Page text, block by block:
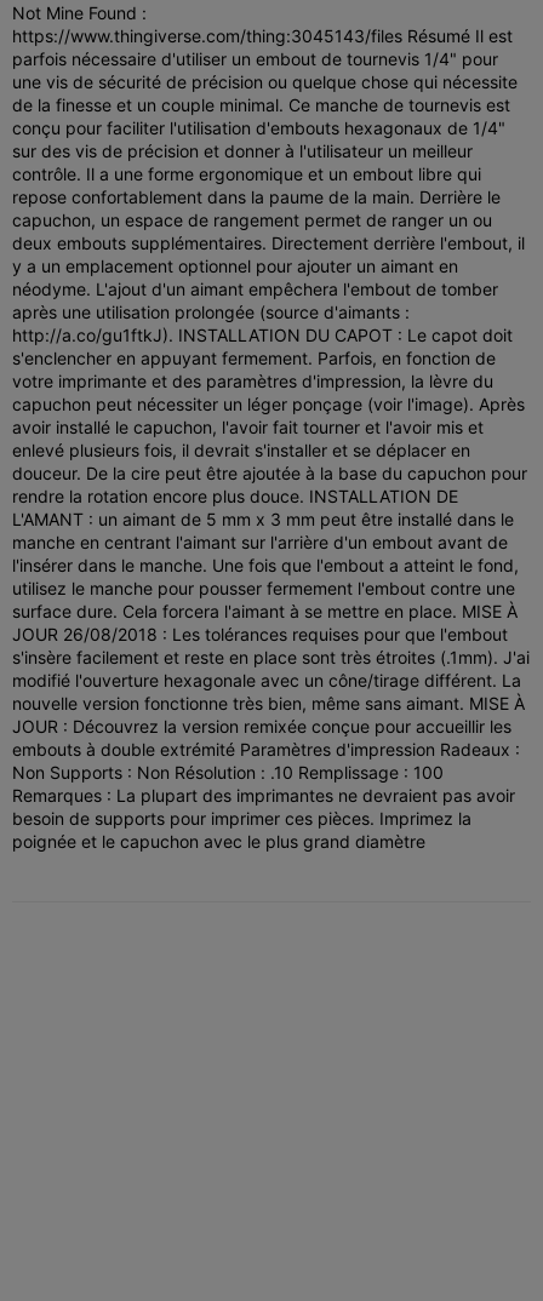
Not Mine Found :
https://www.thingiverse.com/thing:3045143/files Résumé Il est
parfois nécessaire d'utiliser un embout de tournevis 1/4" pour
une vis de sécurité de précision ou quelque chose qui nécessite
de la finesse et un couple minimal. Ce manche de tournevis est
conçu pour faciliter l'utilisation d'embouts hexagonaux de 1/4"
sur des vis de précision et donner à l'utilisateur un meilleur
contrôle. Il a une forme ergonomique et un embout libre qui
repose confortablement dans la paume de la main. Derrière le
capuchon, un espace de rangement permet de ranger un ou
deux embouts supplémentaires. Directement derrière l'embout, il
y a un emplacement optionnel pour ajouter un aimant en
néodyme. L'ajout d'un aimant empêchera l'embout de tomber
après une utilisation prolongée (source d'aimants :
http://a.co/gu1ftkJ). INSTALLATION DU CAPOT : Le capot doit
s'enclencher en appuyant fermement. Parfois, en fonction de
votre imprimante et des paramètres d'impression, la lèvre du
capuchon peut nécessiter un léger ponçage (voir l'image). Après
avoir installé le capuchon, l'avoir fait tourner et l'avoir mis et
enlevé plusieurs fois, il devrait s'installer et se déplacer en
douceur. De la cire peut être ajoutée à la base du capuchon pour
rendre la rotation encore plus douce. INSTALLATION DE
L'AMANT : un aimant de 5 mm x 3 mm peut être installé dans le
manche en centrant l'aimant sur l'arrière d'un embout avant de
l'insérer dans le manche. Une fois que l'embout a atteint le fond,
utilisez le manche pour pousser fermement l'embout contre une
surface dure. Cela forcera l'aimant à se mettre en place. MISE À
JOUR 26/08/2018 : Les tolérances requises pour que l'embout
s'insère facilement et reste en place sont très étroites (.1mm). J'ai
modifié l'ouverture hexagonale avec un cône/tirage différent. La
nouvelle version fonctionne très bien, même sans aimant. MISE À
JOUR : Découvrez la version remixée conçue pour accueillir les
embouts à double extrémité Paramètres d'impression Radeaux :
Non Supports : Non Résolution : .10 Remplissage : 100
Remarques : La plupart des imprimantes ne devraient pas avoir
besoin de supports pour imprimer ces pièces. Imprimez la
poignée et le capuchon avec le plus grand diamètre